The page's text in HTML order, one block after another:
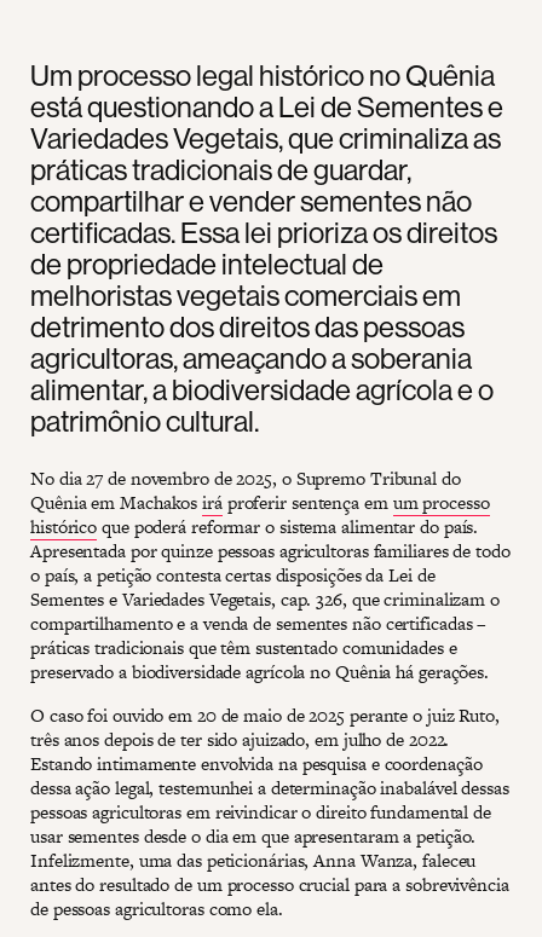
Um processo legal histórico no Quênia
está questionando a Lei de Sementes e
Variedades Vegetais, que criminaliza as
práticas tradicionais de guardar,
compartilhar e vender sementes não
certificadas. Essa lei prioriza os direitos
de propriedade intelectual de
melhoristas vegetais comerciais em
detrimento dos direitos das pessoas
agricultoras, ameaçando a soberania
alimentar, a biodiversidade agrícola e o
patrimônio cultural.
No dia 27 de novembro de 2025, o Supremo Tribunal do
Quênia em Machakosiráproferir sentença emum processo
históricoque poderá reformar o sistema alimentar do país.
Apresentada por quinze pessoas agricultoras familiares de todo
o país, a petição contesta certas disposições da Lei de
Sementes e Variedades Vegetais, cap. 326, que criminalizam o
compartilhamento e a venda de sementes não certificadas –
práticas tradicionais que têm sustentado comunidades e
preservado a biodiversidade agrícola no Quênia há gerações.
O caso foi ouvido em 20 de maio de 2025 perante o juiz Ruto,
três anos depois de ter sido ajuizado, em julho de 2022.
Estando intimamente envolvida na pesquisa e coordenação
dessa ação legal, testemunhei a determinação inabalável dessas
pessoas agricultoras em reivindicar o direito fundamental de
usar sementes desde o dia em que apresentaram a petição.
Infelizmente, uma das peticionárias, Anna Wanza, faleceu
antes do resultado de um processo crucial para a sobrevivência
de pessoas agricultoras como ela.